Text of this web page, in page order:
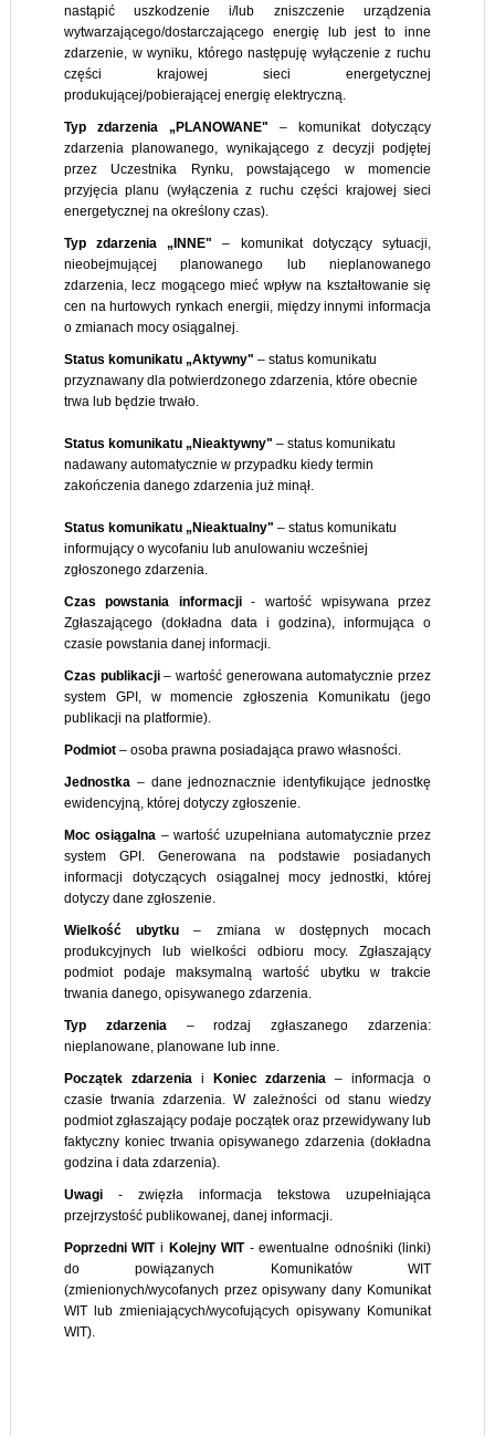
nastąpić uszkodzenie i/lub zniszczenie urządzenia
wytwarzającego/dostarczającego energię lub jest to inne
zdarzenie, w wyniku, którego następuję wyłączenie z ruchu
części krajowej sieci energetycznej
produkującej/pobierającej energię elektryczną.
Typ zdarzenia „PLANOWANE" – komunikat dotyczący
zdarzenia planowanego, wynikającego z decyzji podjętej
przez Uczestnika Rynku, powstającego w momencie
przyjęcia planu (wyłączenia z ruchu części krajowej sieci
energetycznej na określony czas).
Typ zdarzenia „INNE" – komunikat dotyczący sytuacji,
nieobejmującej planowanego lub nieplanowanego
zdarzenia, lecz mogącego mieć wpływ na kształtowanie się
cen na hurtowych rynkach energii, między innymi informacja
o zmianach mocy osiągalnej.
Status komunikatu „Aktywny" – status komunikatu
przyznawany dla potwierdzonego zdarzenia, które obecnie
trwa lub będzie trwało.
Status komunikatu „Nieaktywny" – status komunikatu
nadawany automatycznie w przypadku kiedy termin
zakończenia danego zdarzenia już minął.
Status komunikatu „Nieaktualny" – status komunikatu
informujący o wycofaniu lub anulowaniu wcześniej
zgłoszonego zdarzenia.
Czas powstania informacji- wartość wpisywana przez
Zgłaszającego (dokładna data i godzina), informująca o
czasie powstania danej informacji.
Czas publikacji– wartość generowana automatycznie przez
system GPI, w momencie zgłoszenia Komunikatu (jego
publikacji na platformie).
Podmiot– osoba prawna posiadająca prawo własności.
Jednostka– dane jednoznacznie identyfikujące jednostkę
ewidencyjną, której dotyczy zgłoszenie.
Moc osiągalna – wartość uzupełniana automatycznie przez
system GPI. Generowana na podstawie posiadanych
informacji dotyczących osiągalnej mocy jednostki, której
dotyczy dane zgłoszenie.
Wielkość ubytku – zmiana w dostępnych mocach
produkcyjnych lub wielkości odbioru mocy. Zgłaszający
podmiot podaje maksymalną wartość ubytku w trakcie
trwania danego, opisywanego zdarzenia.
Typ zdarzenia– rodzaj zgłaszanego zdarzenia:
nieplanowane, planowane lub inne.
Początek zdarzeniai Koniec zdarzenia – informacja o
czasie trwania zdarzenia. W zależności od stanu wiedzy
podmiot zgłaszający podaje początek oraz przewidywany lub
faktyczny koniec trwania opisywanego zdarzenia (dokładna
godzina i data zdarzenia).
Uwagi- zwięzła informacja tekstowa uzupełniająca
przejrzystość publikowanej, danej informacji.
Poprzedni WITi Kolejny WIT- ewentualne odnośniki (linki)
do powiązanych Komunikatów WIT
(zmienionych/wycofanych przez opisywany dany Komunikat
WIT lub zmieniających/wycofujących opisywany Komunikat
WIT).